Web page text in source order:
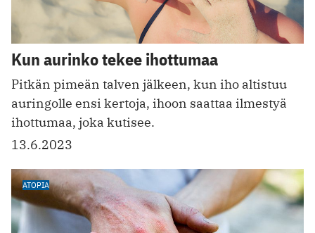
Kun aurinko tekee ihottumaa
Pitkän pimeän talven jälkeen, kun iho altistuu
auringolle ensi kertoja, ihoon saattaa ilmestyä
ihottumaa, joka kutisee.
13.6.2023
ATOPIA